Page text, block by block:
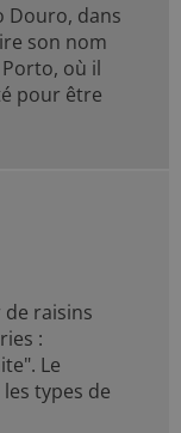
Douro, dans
son nom
où il
pour être
raisins
:
Le
types de